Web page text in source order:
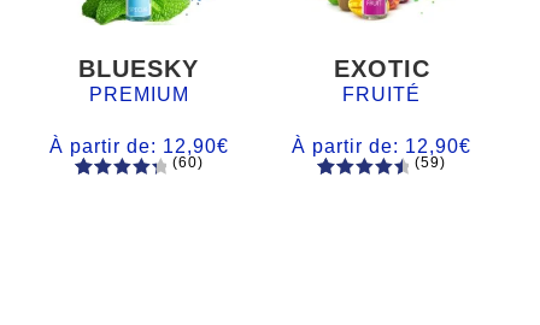
BLUESKY
PREMIUM
À partir de: 12,90€
(60)
EXOTIC
FRUITÉ
À partir de: 12,90€
(59)